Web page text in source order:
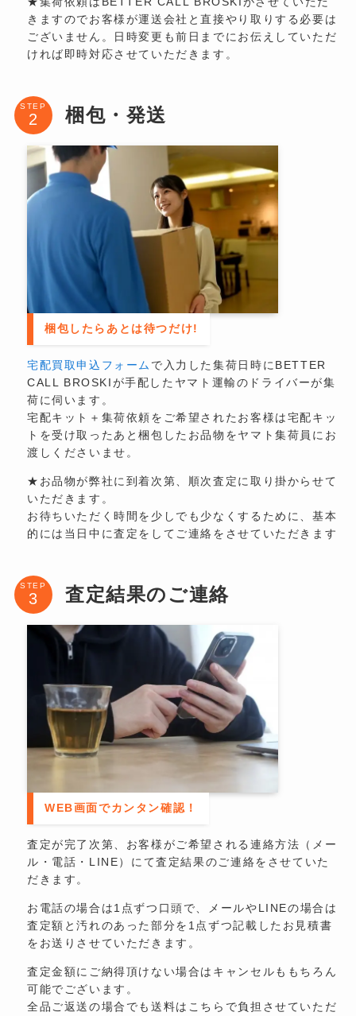
きますのでお客様が運送会社と直接やり取りする必要は
ございません。日時変更も前日までにお伝えしていただ
ければ即時対応させていただきます。
STEP 梱包・発送
梱包したらあとは待つだけ!
宅配買取申込フォーム で入力した集荷日時にBETTER
CALL BROSKIが手配したヤマト運輸のドライバーが集
荷に伺います。
宅配キット＋集荷依頼をご希望されたお客様は宅配キッ
トを受け取ったあと梱包したお品物をヤマト集荷員にお
渡しくださいませ。
★お品物が弊社に到着次第、順次査定に取り掛からせて
いただきます。
お待ちいただく時間を少しでも少なくするために、基本
的には当日中に査定をしてご連絡をさせていただきます
STEP 査定結果のご連絡
WEB画面でカンタン確認！
査定が完了次第、お客様がご希望される連絡方法（メー
ル・電話・LINE）にて査定結果のご連絡をさせていた
だきます。
お電話の場合は1点ずつ口頭で、メールやLINEの場合は
査定額と汚れのあった部分を1点ずつ記載したお見積書
をお送りさせていただきます。
査定金額にご納得頂けない場合はキャンセルももちろん
可能でございます。
全品ご返送の場合でも送料はこちらで負担させていただ